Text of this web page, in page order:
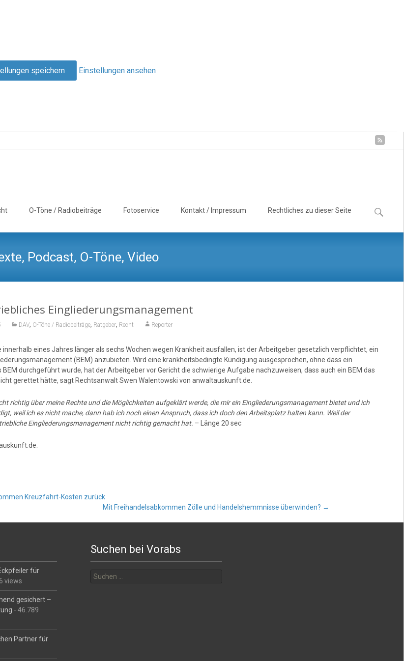
speichern Einstellungen ansehen
O-Töne / Radiobeiträge Fotoservice Kontakt / Impressum Rechtliches zu dieser Seite
Suchen
nach:
Podcast, O-Töne, Video
Eingliederungsmanagement
DAV, O-Töne / Radiobeiträge, Ratgeber, Recht Reporter
eines Jahres länger als sechs Wochen wegen Krankheit ausfallen, ist der Arbeitgeber gesetzlich verpflichtet, ein
(BEM) anzubieten. Wird eine krankheitsbedingte Kündigung ausgesprochen, ohne dass ein
durchgeführt wurde, hat der Arbeitgeber vor Gericht die schwierige Aufgabe nachzuweisen, dass auch ein BEM das
gerettet hätte, sagt Rechtsanwalt Swen Walentowski von anwaltauskunft.de.
richtig über meine Rechte und die Möglichkeiten aufgeklärt werde, die mir ein Eingliederungsmanagement bietet und ich
weil ich es nicht mache, dann hab ich noch einen Anspruch, dass ich doch den Arbeitsplatz halten kann. Weil der
Eingliederungsmanagement nicht richtig gemacht hat. – Länge 20 sec
Kreuzfahrt-Kosten zurück
Mit Freihandelsabkommen Zölle und Handelshemmnisse überwinden? →
für
views
gesichert –
- 46.789
Partner für
Suchen bei Vorabs
nach: